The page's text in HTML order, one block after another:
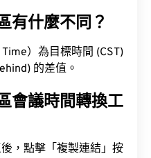
有什麼不同？
）為目標時間 (CST)
的差值。
會議時間轉換工
，點擊「複製連結」按